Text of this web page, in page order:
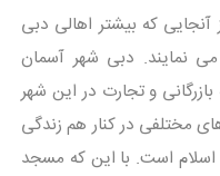
که بیشتر اهالی دبی
نمایند. دبی شهر آسمان
و تجارت در این شهر
مختلفی در کنار هم زندگی
اسلام است. با این که مسجد